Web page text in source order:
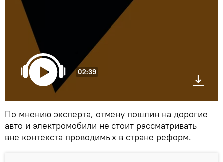
02:39
По мнению эксперта, отмену пошлин на дорогие
авто и электромобили не стоит рассматривать
вне контекста проводимых в стране реформ.